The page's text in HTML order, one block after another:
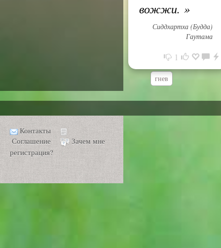
вожжи. »
Сиддхартха (Будда)
Гаутама
1
гнев
Контакты
Соглашение
Зачем мне
регистрация?